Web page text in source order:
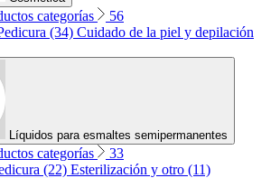
categorías
56
(34) Cuidado de la piel y depilación
Líquidos para esmaltes semipermanentes
categorías
33
(22) Esterilización y otro (11)